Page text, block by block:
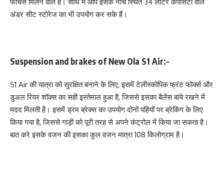
अंडर सीट स्टोरेज का भी उपयोग कर सके हैं।
Suspension and brakes of New Ola S1 Air:-
S1 Air की यात्रा को सुरक्षित बनाने के लिए, इसमें टेलीस्कोपिक फ्रंट फोर्क्स और
डुअल रियर शॉक्स का सही इस्तेमाल हुआ है, जिससे इसका बैलेंस बांये रखने में
मदद मिलती है। इसमें ड्रम ब्रेक्स का उपयोग दोनों पहियों पर ब्रेकिंग के लिए
किया गया है, जिससे गाड़ी को पूरी तरह से अपने कंट्रोल में किया जा सकता है।
बात करे इसके वजन की इसका कुल वजन मात्रा 108 किलोग्राम है।